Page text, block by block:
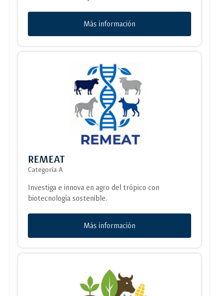
Más información
REMEAT
Categoría A
Investiga e innova en agro del trópico con
biotecnología sostenible.
Más información